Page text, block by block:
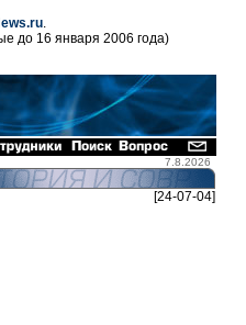
.
до 16 января 2006 года)
7.8.2026
[24-07-04]